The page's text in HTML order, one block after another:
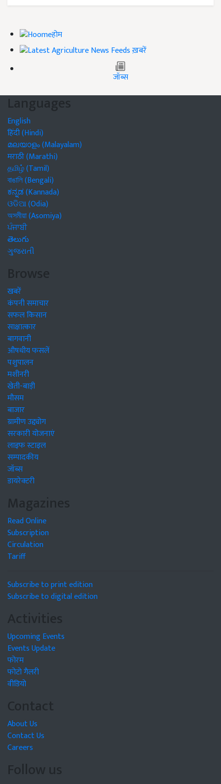
होम
ख़बरें
जॉब्स
Languages
English
हिंदी (Hindi)
മലയാളം (Malayalam)
मराठी (Marathi)
தமிழ் (Tamil)
বাঙালি (Bengali)
ಕನ್ನಡ (Kannada)
ଓଡିଆ (Odia)
অসমীয়া (Asomiya)
ਪੰਜਾਬੀ
తెలుగు
ગુજરાતી
Browse
खबरें
कंपनी समाचार
सफल किसान
साक्षात्कार
बागवानी
औषधीय फसलें
पशुपालन
मशीनरी
खेती-बाड़ी
मौसम
बाजार
ग्रामीण उद्द्योग
सरकारी योजनाएं
लाइफ स्टाइल
सम्पादकीय
जॉब्स
डायरेक्टरी
Magazines
Read Online
Subscription
Circulation
Tariff
Subscribe to print edition
Subscribe to digital edition
Activities
Upcoming Events
Events Update
फोरम
फोटो गैलरी
वीडियो
Contact
About Us
Contact Us
Careers
Follow us